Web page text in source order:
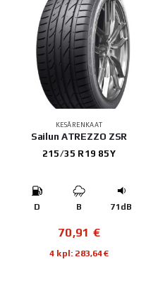
KESÄRENKAAT
Sailun ATREZZO ZSR
215/35 R19 85Y
D B 71dB
70,91 €
4 kpl: 283,64€